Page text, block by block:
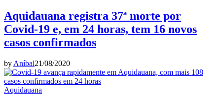
Aquidauana registra 37ª morte por
Covid-19 e, em 24 horas, tem 16 novos
casos confirmados
by Aníbal21/08/2020
Aquidauana